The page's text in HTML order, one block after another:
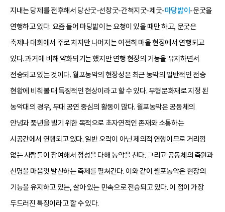
지내는 당제를 전후해서 당산굿-선창굿-간척지굿-제굿-마당밟이 -문굿을
연행하고 있다. 요즘 들어 마당밟이는 요청이 있을 때만 하고, 문굿은
축제나 대회에서 주로 치지만 나머지는 여전히 마을 현장에서 연행되고
있다. 과거에 비해 약화되기는 했지만 연행 현장의 기능을 유지하면서
전승되고 있는 것이다. 월포농악의 현장성은 최근 농악의 일반적인 전승
현황에 비춰볼 때 특징적인 현상이라고 할 수 있다. 무형문화재로 지정 된
농악대의 경우, 무대 공연 중심의 활동이 많다. 월포농악은 공동체의
안녕과 풍년을 빌기 위한 목적으로 초자연적인 존재와 소통하는
시공간에서 연행되고 있다. 일반 오락이 아닌 제의적 연행이므로 거리낌
없는 사람들이 참여해서 정성을 다해 농악을 친다. 그리고 공동체의 축원과
신명을 마음껏 발산하는 축제를 펼쳐간다. 이와 같이 월포농악은 현장의
기능을 유지하고 있는, 살아 있는 민속으로 전승되고 있다. 이 점이 가장
두드러진 특징이라고 할 수 있다.